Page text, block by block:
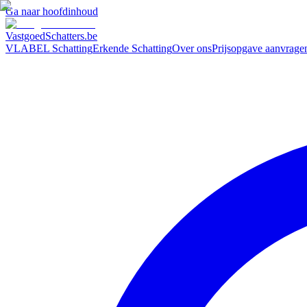
Ga naar hoofdinhoud
VastgoedSchatters.be
VLABEL SchattingErkende SchattingOver onsPrijsopgave